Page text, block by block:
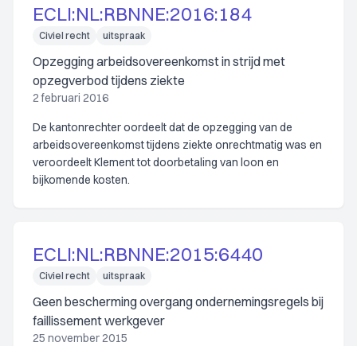
ECLI:NL:RBNNE:2016:184
Civiel recht uitspraak
Opzegging arbeidsovereenkomst in strijd met
opzegverbod tijdens ziekte
2 februari 2016
De kantonrechter oordeelt dat de opzegging van de
arbeidsovereenkomst tijdens ziekte onrechtmatig was en
veroordeelt Klement tot doorbetaling van loon en
bijkomende kosten.
ECLI:NL:RBNNE:2015:6440
Civiel recht uitspraak
Geen bescherming overgang ondernemingsregels bij
faillissement werkgever
25 november 2015